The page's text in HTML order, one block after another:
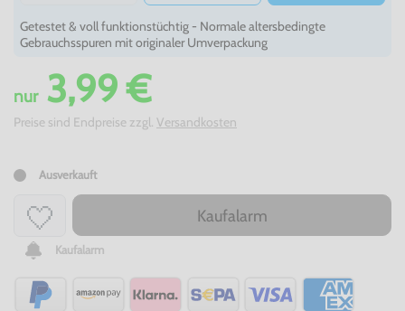
Getestet & voll funktionstüchtig - Normale altersbedingte
Gebrauchsspuren mit originaler Umverpackung
nur3,99 €
Preise sind Endpreise zzgl. Versandkosten
Ausverkauft
Kaufalarm
Kaufalarm